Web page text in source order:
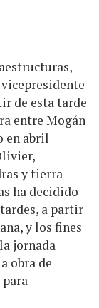
de esta tarde
entre Mogán
en abril
y tierra
ha decidido
a partir
y los fines
jornada
obra de